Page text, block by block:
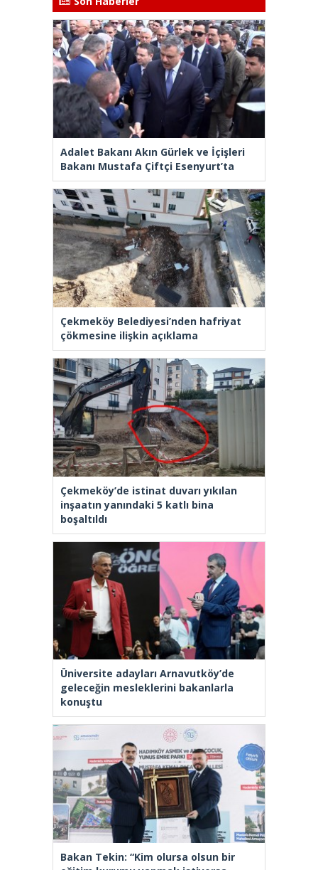
Adalet Bakanı Akın Gürlek ve İçişleri
Bakanı Mustafa Çiftçi Esenyurt’ta
Çekmeköy Belediyesi’nden hafriyat
çökmesine ilişkin açıklama
Çekmeköy’de istinat duvarı yıkılan
inşaatın yanındaki 5 katlı bina
boşaltıldı
Üniversite adayları Arnavutköy’de
geleceğin mesleklerini bakanlarla
konuştu
Bakan Tekin: “Kim olursa olsun bir